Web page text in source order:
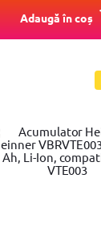
Adaugă în coș